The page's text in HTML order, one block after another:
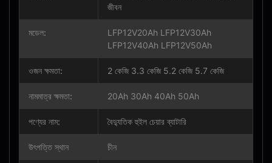
জীবন
মডেল:
LFP12V20Ah LFP12V30Ah
LFP12V40Ah LFP12V50Ah
ওজন ক্ষমতা: 2 কেজি 3.3 কেজি 5.2 কেজি 5.7 কেজি
নামমাত্র ক্ষমতা: 20Ah 30Ah 40Ah 50Ah
পণ্যের নাম: বৈদ্যুতিক হুইল চেয়ার ব্যাটারি
উৎপত্তি স্থান চীন